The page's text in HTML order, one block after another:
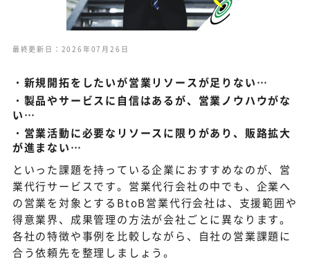
最終更新日：2026年07月26日
新規開拓をしたいが営業リソースが足りない…
製品やサービスに自信はあるが、営業ノウハウがな
い…
営業活動に必要なリソースに限りがあり、販路拡大
が進まない…
といった課題を持っている企業におすすめなのが、営
業代行サービスです。営業代行会社の中でも、企業へ
の営業を対象とするBtoB営業代行会社は、支援範囲や
得意業界、成果管理の方法が会社ごとに異なります。
各社の特徴や事例を比較しながら、自社の営業課題に
合う依頼先を整理しましょう。